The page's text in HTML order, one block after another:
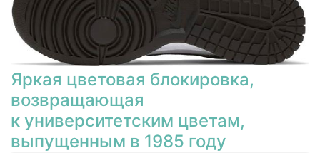
Яркая цветовая блокировка,
возвращающая
к университетским цветам,
выпущенным в 1985 году